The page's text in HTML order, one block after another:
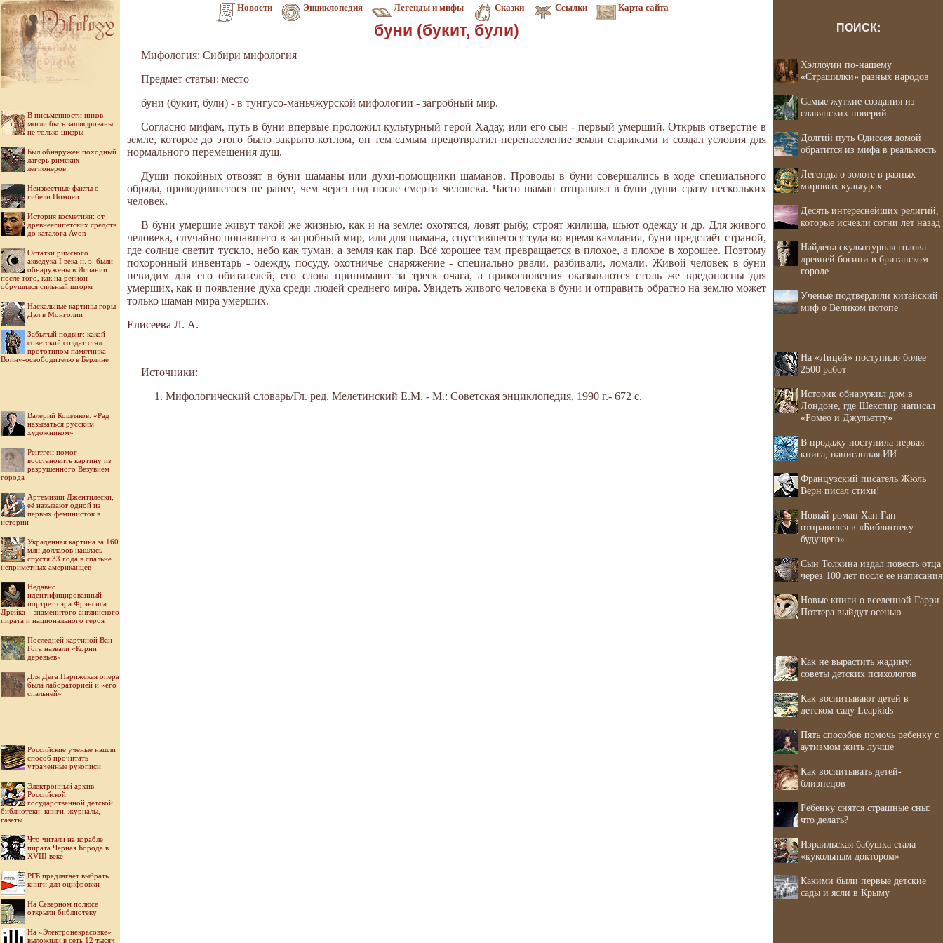
Новости Энциклопедия Легенды и мифы Сказки Ссылки Карта сайта
В письменности инков
могли быть зашифрованы
не только цифры
Был обнаружен походный
лагерь римских
легионеров
Неизвестные факты о
гибели Помпеи
История косметики: от
древнеегипетских средств
до каталога Avon
Остатки римского
акведука I века н. э. были
обнаружены в Испании
после того, как на регион
обрушился сильный шторм
Наскальные картины горы
Дэл в Монголии
Забытый подвиг: какой
советский солдат стал
прототипом памятника
Воину-освободителю в Берлине
Валерий Кошляков: «Рад
называться русским
художником»
Рентген помог
восстановить картину из
разрушенного Везувием
города
Артемизии Джентилески,
её называют одной из
первых феминисток в
истории
Украденная картина за 160
млн долларов нашлась
спустя 33 года в спальне
неприметных американцев
Недавно
идентифицированный
портрет сэра Фрэнсиса
Дрейка – знаменитого английского
пирата и национального героя
Последней картиной Ван
Гога назвали «Корни
деревьев»
Для Дега Парижская опера
была лабораторией и «его
спальней»
Российские ученые нашли
способ прочитать
утраченные рукописи
Электронный архив
Российской
государственной детской
библиотеки: книги, журналы,
газеты
Что читали на корабле
пирата Черная Борода в
XVIII веке
РГБ предлагает выбрать
книги для оцифровки
На Северном полюсе
открыли библиотеку
На «Электронекрасовке»
выложили в сеть 12 тысяч
буни (букит, були)
Мифология: Сибири мифология
Предмет статьи: место
буни (букит, були) - в тунгусо-маньчжурской мифологии - загробный мир.
Согласно мифам, путь в буни впервые проложил культурный герой Хадау, или его сын - первый умерший. Открыв отверстие в
земле, которое до этого было закрыто котлом, он тем самым предотвратил перенаселение земли стариками и создал условия для
нормального перемещения душ.
Души покойных отвозят в буни шаманы или духи-помощники шаманов. Проводы в буни совершались в ходе специального
обряда, проводившегося не ранее, чем через год после смерти человека. Часто шаман отправлял в буни души сразу нескольких
человек.
В буни умершие живут такой же жизнью, как и на земле: охотятся, ловят рыбу, строят жилища, шьют одежду и др. Для живого
человека, случайно попавшего в загробный мир, или для шамана, спустившегося туда во время камлания, буни предстаёт страной,
где солнце светит тускло, небо как туман, а земля как пар. Всё хорошее там превращается в плохое, а плохое в хорошее. Поэтому
похоронный инвентарь - одежду, посуду, охотничье снаряжение - специально рвали, разбивали, ломали. Живой человек в буни
невидим для его обитателей, его слова принимают за треск очага, а прикосновения оказываются столь же вредоносны для
умерших, как и появление духа среди людей среднего мира. Увидеть живого человека в буни и отправить обратно на землю может
только шаман мира умерших.
Елисеева Л. А.
Источники:
Мифологический словарь/Гл. ред. Мелетинский Е.М. - М.: Советская энциклопедия, 1990 г.- 672 с.
ПОИСК:
Хэллоуин по-нашему
«Страшилки» разных народов
Самые жуткие создания из
славянских поверий
Долгий путь Одиссея домой
обратится из мифа в реальность
Легенды о золоте в разных
мировых культурах
Десять интереснейших религий,
которые исчезли сотни лет назад
Найдена скульптурная голова
древней богини в британском
городе
Ученые подтвердили китайский
миф о Великом потопе
На «Лицей» поступило более
2500 работ
Историк обнаружил дом в
Лондоне, где Шекспир написал
«Ромео и Джульетту»
В продажу поступила первая
книга, написанная ИИ
Французский писатель Жюль
Верн писал стихи!
Новый роман Хан Ган
отправился в «Библиотеку
будущего»
Сын Толкина издал повесть отца
через 100 лет после ее написания
Новые книги о вселенной Гарри
Поттера выйдут осенью
Как не вырастить жадину:
советы детских психологов
Как воспитывают детей в
детском саду Leapkids
Пять способов помочь ребенку с
аутизмом жить лучше
Как воспитывать детей-
близнецов
Ребенку снятся страшные сны:
что делать?
Израильская бабушка стала
«кукольным доктором»
Какими были первые детские
сады и ясли в Крыму